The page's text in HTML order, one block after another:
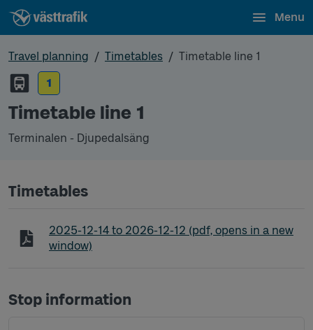
Menu
Travel planning Timetables
Timetable line 1
1
Timetable line 1
Terminalen - Djupedalsäng
Timetables
Timetable line 1 Terminalen - Djupedalsäng
2025-12-14 to 2026-12-12 (pdf, opens in a new
window)
Stop information